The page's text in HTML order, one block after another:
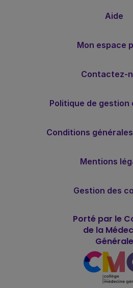
Aide
Mon espace
Contactez-
Politique de gestion
Conditions
Mentions
Gestion des
Porté par le
de la
Générale